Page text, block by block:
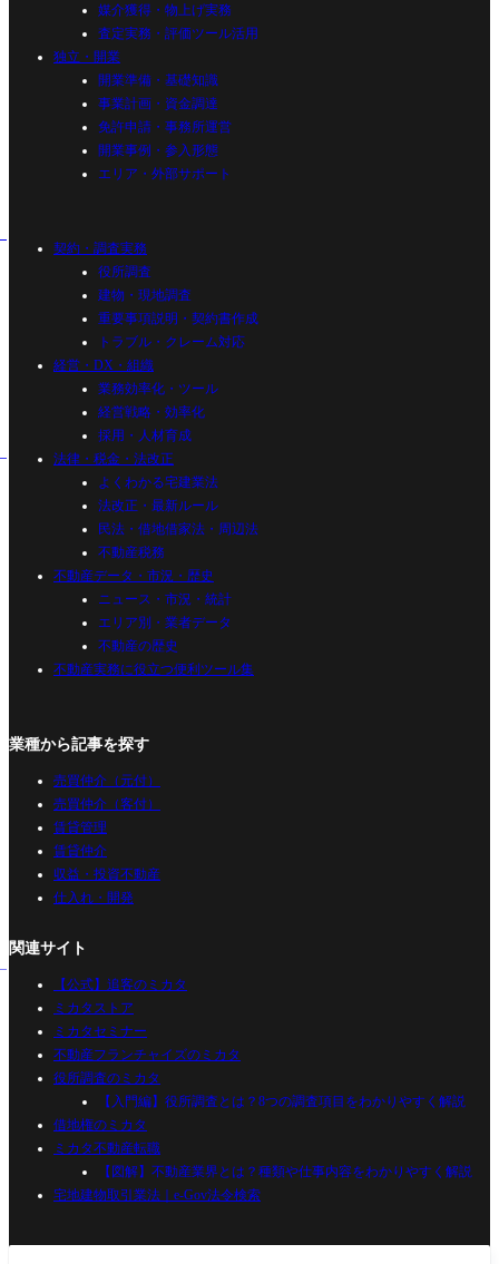
媒介獲得・物上げ実務
査定実務・評価ツール活用
独立・開業
開業準備・基礎知識
事業計画・資金調達
免許申請・事務所運営
開業事例・参入形態
エリア・外部サポート
契約・調査実務
役所調査
建物・現地調査
重要事項説明・契約書作成
トラブル・クレーム対応
経営・DX・組織
業務効率化・ツール
経営戦略・効率化
採用・人材育成
法律・税金・法改正
よくわかる宅建業法
法改正・最新ルール
民法・借地借家法・周辺法
不動産税務
不動産データ・市況・歴史
ニュース・市況・統計
エリア別・業者データ
不動産の歴史
不動産実務に役立つ便利ツール集
業種から記事を探す
売買仲介（元付）
売買仲介（客付）
賃貸管理
賃貸仲介
収益・投資不動産
仕入れ・開発
関連サイト
【公式】追客のミカタ
ミカタストア
ミカタセミナー
不動産フランチャイズのミカタ
役所調査のミカタ
【入門編】役所調査とは？8つの調査項目をわかりやすく解説
借地権のミカタ
ミカタ不動産転職
【図解】不動産業界とは？種類や仕事内容をわかりやすく解説
宅地建物取引業法｜e-Gov法令検索